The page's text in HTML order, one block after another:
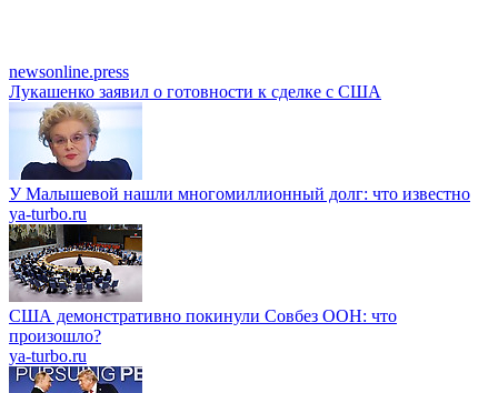
newsonline.press
Лукашенко заявил о готовности к сделке с США
У Малышевой нашли многомиллионный долг: что известно
ya-turbo.ru
США демонстративно покинули Совбез ООН: что
произошло?
ya-turbo.ru